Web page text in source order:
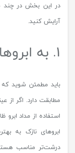
در این بخش در چند
آرایش کنید.
1. به ابروهای خود فرم دهید
باید مطمئن شوید
مطابقت دارد. اگر از
استفاده از مداد
ابروهای نازک به
درشت‌تر مناسب